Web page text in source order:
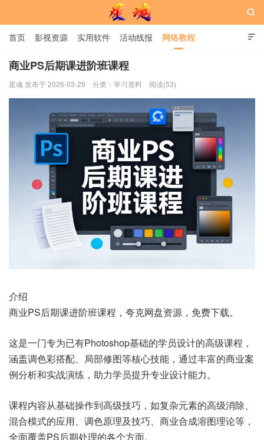
星魂网

首页 影视资源 实用软件 活动线报 网络教程
用户中心 书籍 娱乐

商业PS后期课进阶班课程
星魂 发布于 2026-03-29 分类： 学习资料 阅读(53)
介绍
商业PS后期课进阶班课程，夸克网盘资源，免费下载。
这是一门专为已有Photoshop基础的学员设计的高级课程，
涵盖调色彩搭配、局部修图等核心技能，通过丰富的商业案
例分析和实战演练，助力学员提升专业设计能力。
课程内容从基础操作到高级技巧，如复杂元素的高级消除、
混合模式的应用、调色原理及技巧、商业合成溶图理论等，
全面覆盖PS后期处理的各个方面。